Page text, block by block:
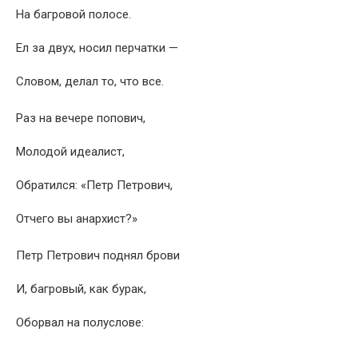
На багровой полосе.
Ел за двух, носил перчатки —
Словом, делал то, что все.
Раз на вечере попович,
Молодой идеалист,
Обратился: «Петр Петрович,
Отчего вы анархист?»
Петр Петрович поднял брови
И, багровый, как бурак,
Оборвал на полуслове: